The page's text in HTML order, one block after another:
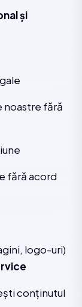
și
noastre fără
fără acord
logo-uri)
conținutul